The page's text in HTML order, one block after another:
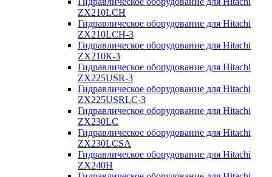
ZX210LCH
Гидравлическое оборудование для Hitachi
ZX210LCH-3
Гидравлическое оборудование для Hitachi
ZX210К-3
Гидравлическое оборудование для Hitachi
ZX225USR-3
Гидравлическое оборудование для Hitachi
ZX225USRLC-3
Гидравлическое оборудование для Hitachi
ZX230LC
Гидравлическое оборудование для Hitachi
ZX230LCSA
Гидравлическое оборудование для Hitachi
ZX240H